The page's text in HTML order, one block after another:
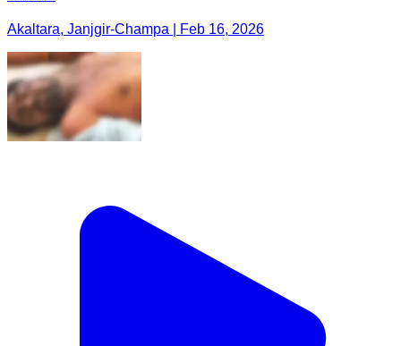
Akaltara, Janjgir-Champa | Feb 16, 2026